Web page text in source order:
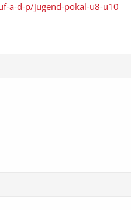
a-d-p/jugend-pokal-u8-u10